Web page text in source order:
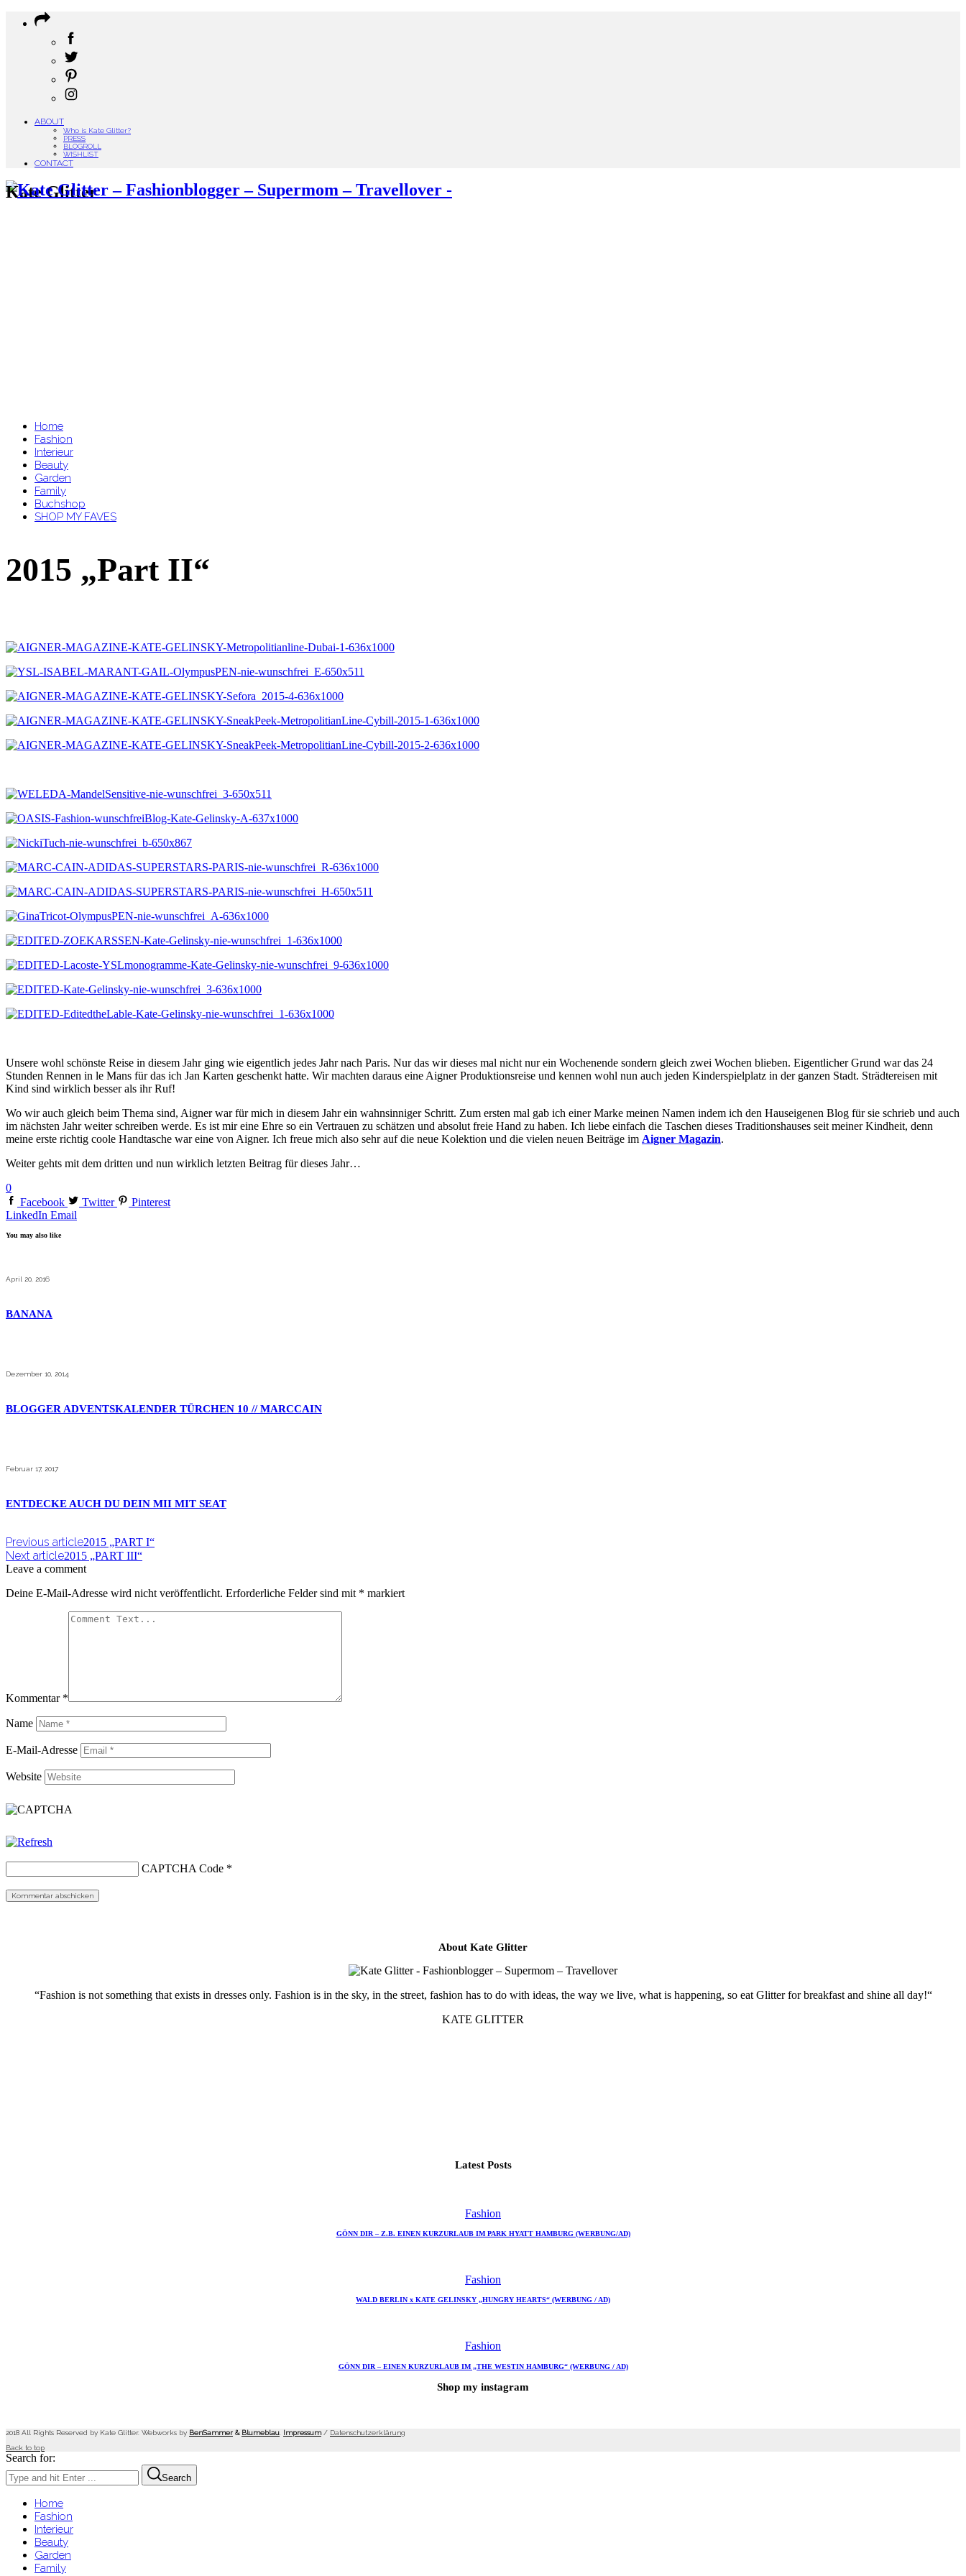
ABOUT
Who is Kate Glitter?
PRESS
BLOGROLL
WISHLIST
CONTACT
Kate Glitter
Home
Fashion
Interieur
Beauty
Garden
Family
Buchshop
SHOP MY FAVES
2015 „Part II“
Unsere wohl schönste Reise in diesem Jahr ging wie eigentlich jedes Jahr nach Paris. Nur das wir dieses mal nicht nur ein Wochenende sondern gleich zwei Wochen blieben. Eigentlicher Grund war das 24
Stunden Rennen in le Mans für das ich Jan Karten geschenkt hatte. Wir machten daraus eine Aigner Produktionsreise und kennen wohl nun auch jeden Kinderspielplatz in der ganzen Stadt. Strädtereisen mit
Kind sind wirklich besser als ihr Ruf!
Wo wir auch gleich beim Thema sind, Aigner war für mich in diesem Jahr ein wahnsinniger Schritt. Zum ersten mal gab ich einer Marke meinen Namen indem ich den Hauseigenen Blog für sie schrieb und auch
im nächsten Jahr weiter schreiben werde. Es ist mir eine Ehre so ein Vertrauen zu schätzen und absolut freie Hand zu haben. Ich liebe einfach die Taschen dieses Traditionshauses seit meiner Kindheit, denn
meine erste richtig coole Handtasche war eine von Aigner. Ich freue mich also sehr auf die neue Kolektion und die vielen neuen Beiträge im Aigner Magazin.
Weiter gehts mit dem dritten und nun wirklich letzten Beitrag für dieses Jahr…
0
Facebook
Twitter
Pinterest
LinkedIn Email
You may also like
April 20, 2016
BANANA
Dezember 10, 2014
BLOGGER ADVENTSKALENDER TÜRCHEN 10 // MARCCAIN
Februar 17, 2017
ENTDECKE AUCH DU DEIN MII MIT SEAT
Previous article2015 „PART I“
Next article2015 „PART III“
Leave a comment
Deine E-Mail-Adresse wird nicht veröffentlicht. Erforderliche Felder sind mit * markiert
Kommentar *
Name
E-Mail-Adresse
Website
CAPTCHA Code *
About Kate Glitter
“Fashion is not something that exists in dresses only. Fashion is in the sky, in the street, fashion has to do with ideas, the way we live, what is happening, so eat Glitter for breakfast and shine all day!“
KATE GLITTER
Latest Posts
Fashion
GÖNN DIR – Z.B. EINEN KURZURLAUB IM PARK HYATT HAMBURG (WERBUNG/AD)
Fashion
WALD BERLIN x KATE GELINSKY „HUNGRY HEARTS“ (WERBUNG / AD)
Fashion
GÖNN DIR – EINEN KURZURLAUB IM „THE WESTIN HAMBURG“ (WERBUNG / AD)
Shop my instagram
2018 All Rights Reserved by Kate Glitter. Webworks by BenSammer & Blumeblau Impressum/ Datenschutzerklärung
Back to top
Search for:
Search
Home
Fashion
Interieur
Beauty
Garden
Family